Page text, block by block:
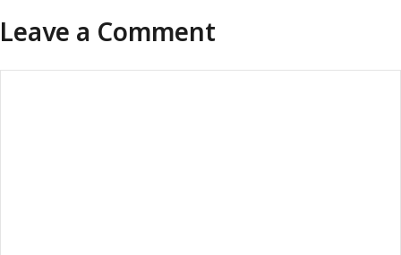
Leave a Comment